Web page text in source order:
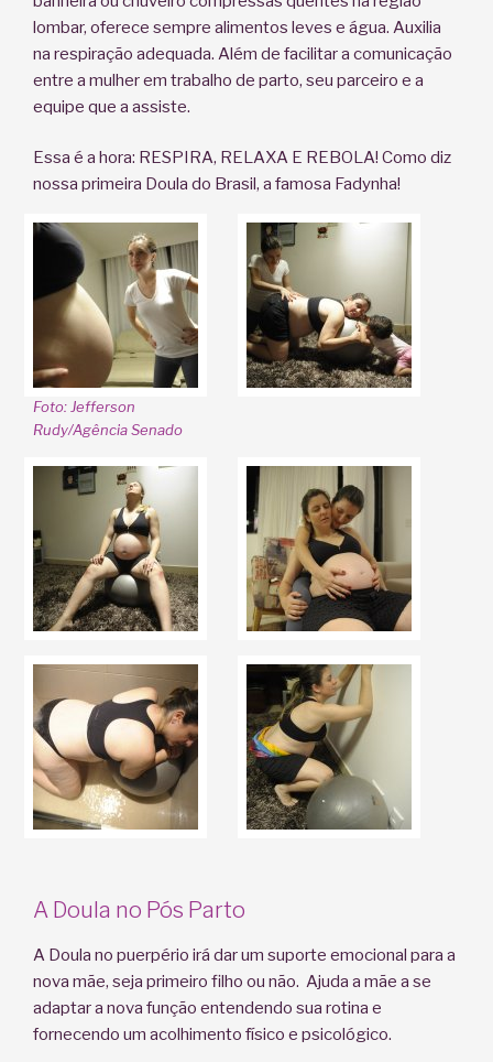
lombar, oferece sempre alimentos leves e água. Auxilia
na respiração adequada. Além de facilitar a comunicação
entre a mulher em trabalho de parto, seu parceiro e a
equipe que a assiste.
Essa é a hora: RESPIRA, RELAXA E REBOLA! Como diz
nossa primeira Doula do Brasil, a famosa Fadynha!
Foto: Jefferson
Rudy/Agência Senado
A Doula no Pós Parto
A Doula no puerpério irá dar um suporte emocional para a
nova mãe, seja primeiro filho ou não. Ajuda a mãe a se
adaptar a nova função entendendo sua rotina e
fornecendo um acolhimento físico e psicológico.